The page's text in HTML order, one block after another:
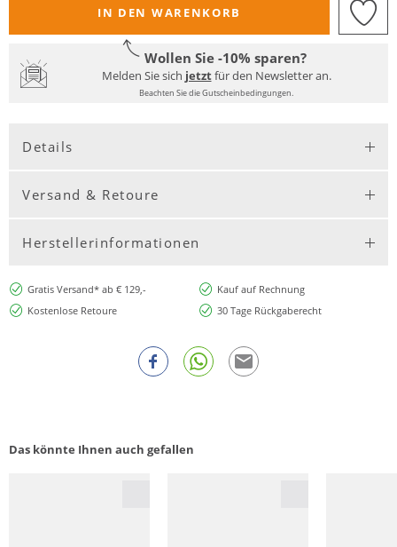
IN DEN WARENKORB
Wollen Sie -10% sparen?
Melden Sie sich jetztfür den Newsletter an.
Beachten Sie die Gutscheinbedingungen.
Details
Versand & Retoure
Herstellerinformationen
Gratis Versand* ab € 129,-
Kauf auf Rechnung
Kostenlose Retoure
30 Tage Rückgaberecht
Das könnte Ihnen auch gefallen